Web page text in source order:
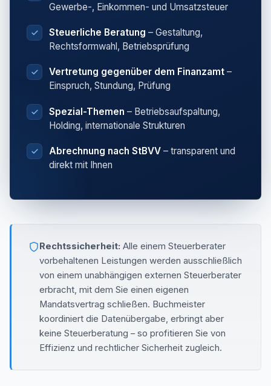
Gewerbe-, Einkommen- und Umsatzsteuer
Steuerliche Beratung – Gestaltung,
Rechtsformwahl, Betriebsprüfung
Vertretung gegenüber dem Finanzamt –
Einspruch, Stundung, Prüfung
Spezial-Themen – Betriebsaufspaltung,
Holding, internationale Strukturen
Abrechnung nach StBVV – transparent und
direkt mit Ihnen
Rechtssicherheit: Alle einem Steuerberater
vorbehaltenen Leistungen werden ausschließlich
von einem unabhängigen externen Steuerberater
erbracht, mit dem Sie einen eigenen
Mandatsvertrag schließen. Buchmeister
koordiniert die Datenübergabe, erbringt aber
keine Steuerberatung – so profitieren Sie von
Effizienz und rechtlicher Sicherheit zugleich.